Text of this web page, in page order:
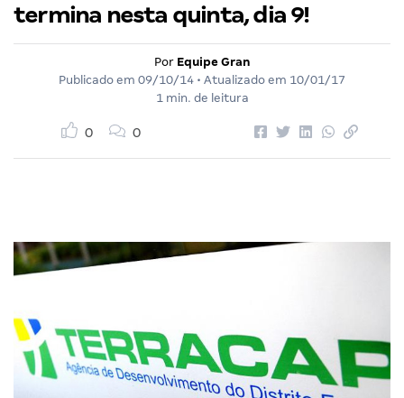
termina nesta quinta, dia 9!
Por Equipe Gran
Publicado em 09/10/14 • Atualizado em 10/01/17
1 min. de leitura
0 0